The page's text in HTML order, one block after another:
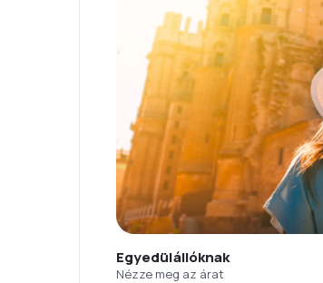
Egyedülállóknak
Nézze meg az árat